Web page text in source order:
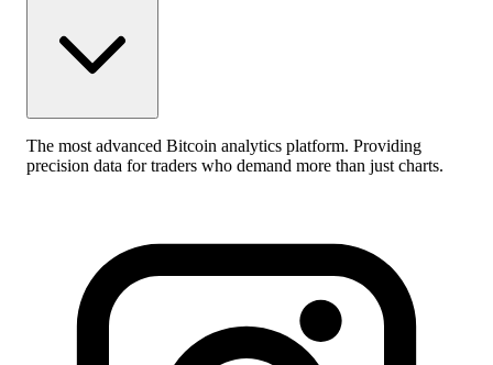
The most advanced Bitcoin analytics platform. Providing
precision data for traders who demand more than just charts.